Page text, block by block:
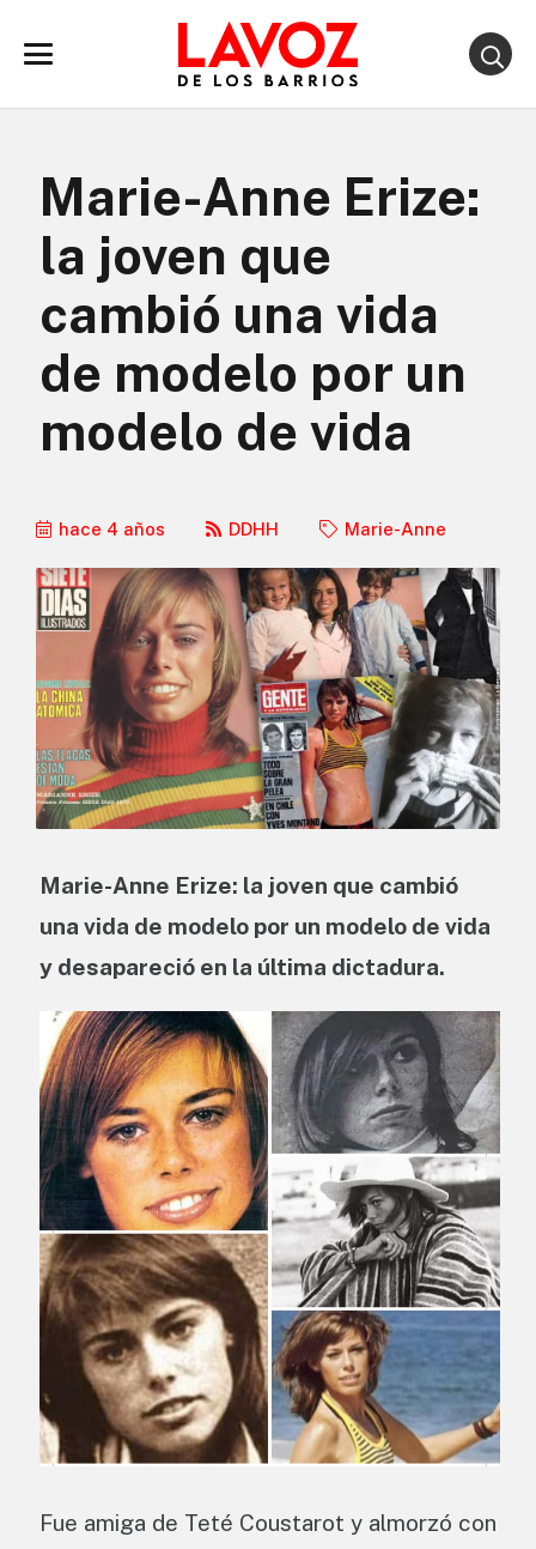
Marie-Anne Erize:
la joven que
cambió una vida
de modelo por un
modelo de vida
hace 4 años DDHH Marie-Anne
Marie-Anne Erize: la joven que cambió
una vida de modelo por un modelo de vida
y desapareció en la última dictadura.
Fue amiga de Teté Coustarot y almorzó con